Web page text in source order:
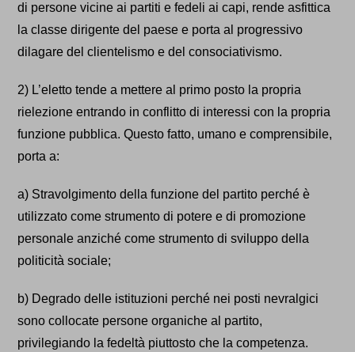
di persone vicine ai partiti e fedeli ai capi, rende asfittica
la classe dirigente del paese e porta al progressivo
dilagare del clientelismo e del consociativismo.
2) L’eletto tende a mettere al primo posto la propria
rielezione entrando in conflitto di interessi con la propria
funzione pubblica. Questo fatto, umano e comprensibile,
porta a:
a) Stravolgimento della funzione del partito perché è
utilizzato come strumento di potere e di promozione
personale anziché come strumento di sviluppo della
politicità sociale;
b) Degrado delle istituzioni perché nei posti nevralgici
sono collocate persone organiche al partito,
privilegiando la fedeltà piuttosto che la competenza.